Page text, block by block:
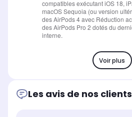
Voir plus
Les avis de nos clients